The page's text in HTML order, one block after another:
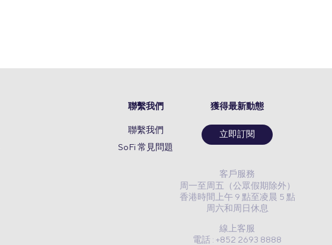
聯繫我們
聯繫我們
SoFi 常見問題
獲得最新動態
立即訂閱
客戶服務
周一至周五（公眾假期除外）
香港時間上午 9 點至凌晨 5 點
周六和周日休息
線上客服
電話 : +852 2693 8888